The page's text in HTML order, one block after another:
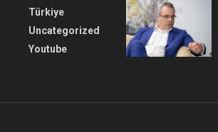
Türkiye
Uncategorized
Youtube